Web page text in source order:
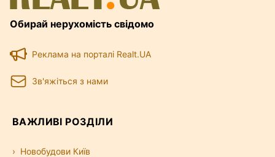
Обирай нерухомість свідомо
Реклама на порталі Realt.UA
Зв'яжіться з нами
ВАЖЛИВІ РОЗДІЛИ
Новобудови Київ